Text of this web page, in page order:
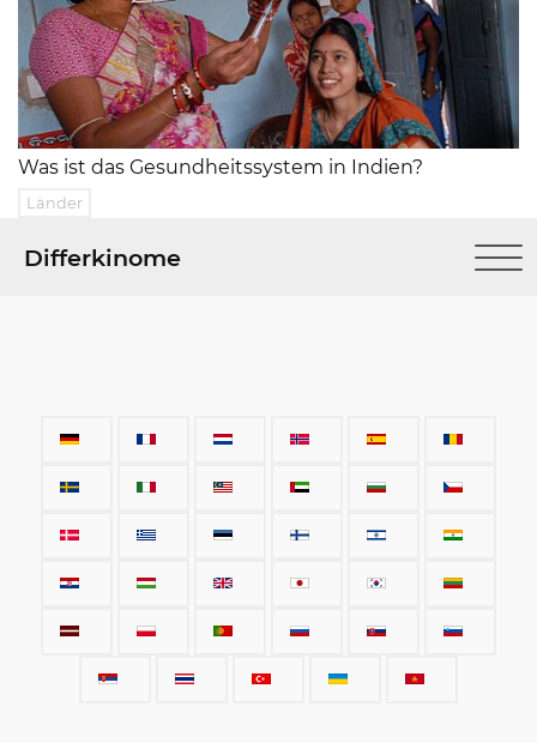
Was ist das Gesundheitssystem in Indien?
Länder
Differkinome